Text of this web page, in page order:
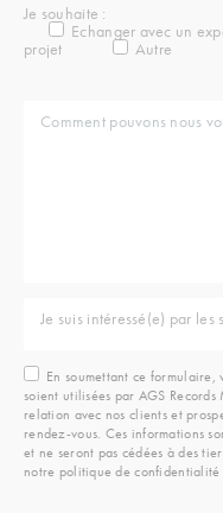
Je souhaite :
Echanger avec un
projet
Autre
Je suis intéressé(e) par les
En soumettant ce formulaire,
soient utilisées par AGS
relation avec nos clients et
rendez-vous. Ces informations
et ne seront pas cédées à des
notre politique de